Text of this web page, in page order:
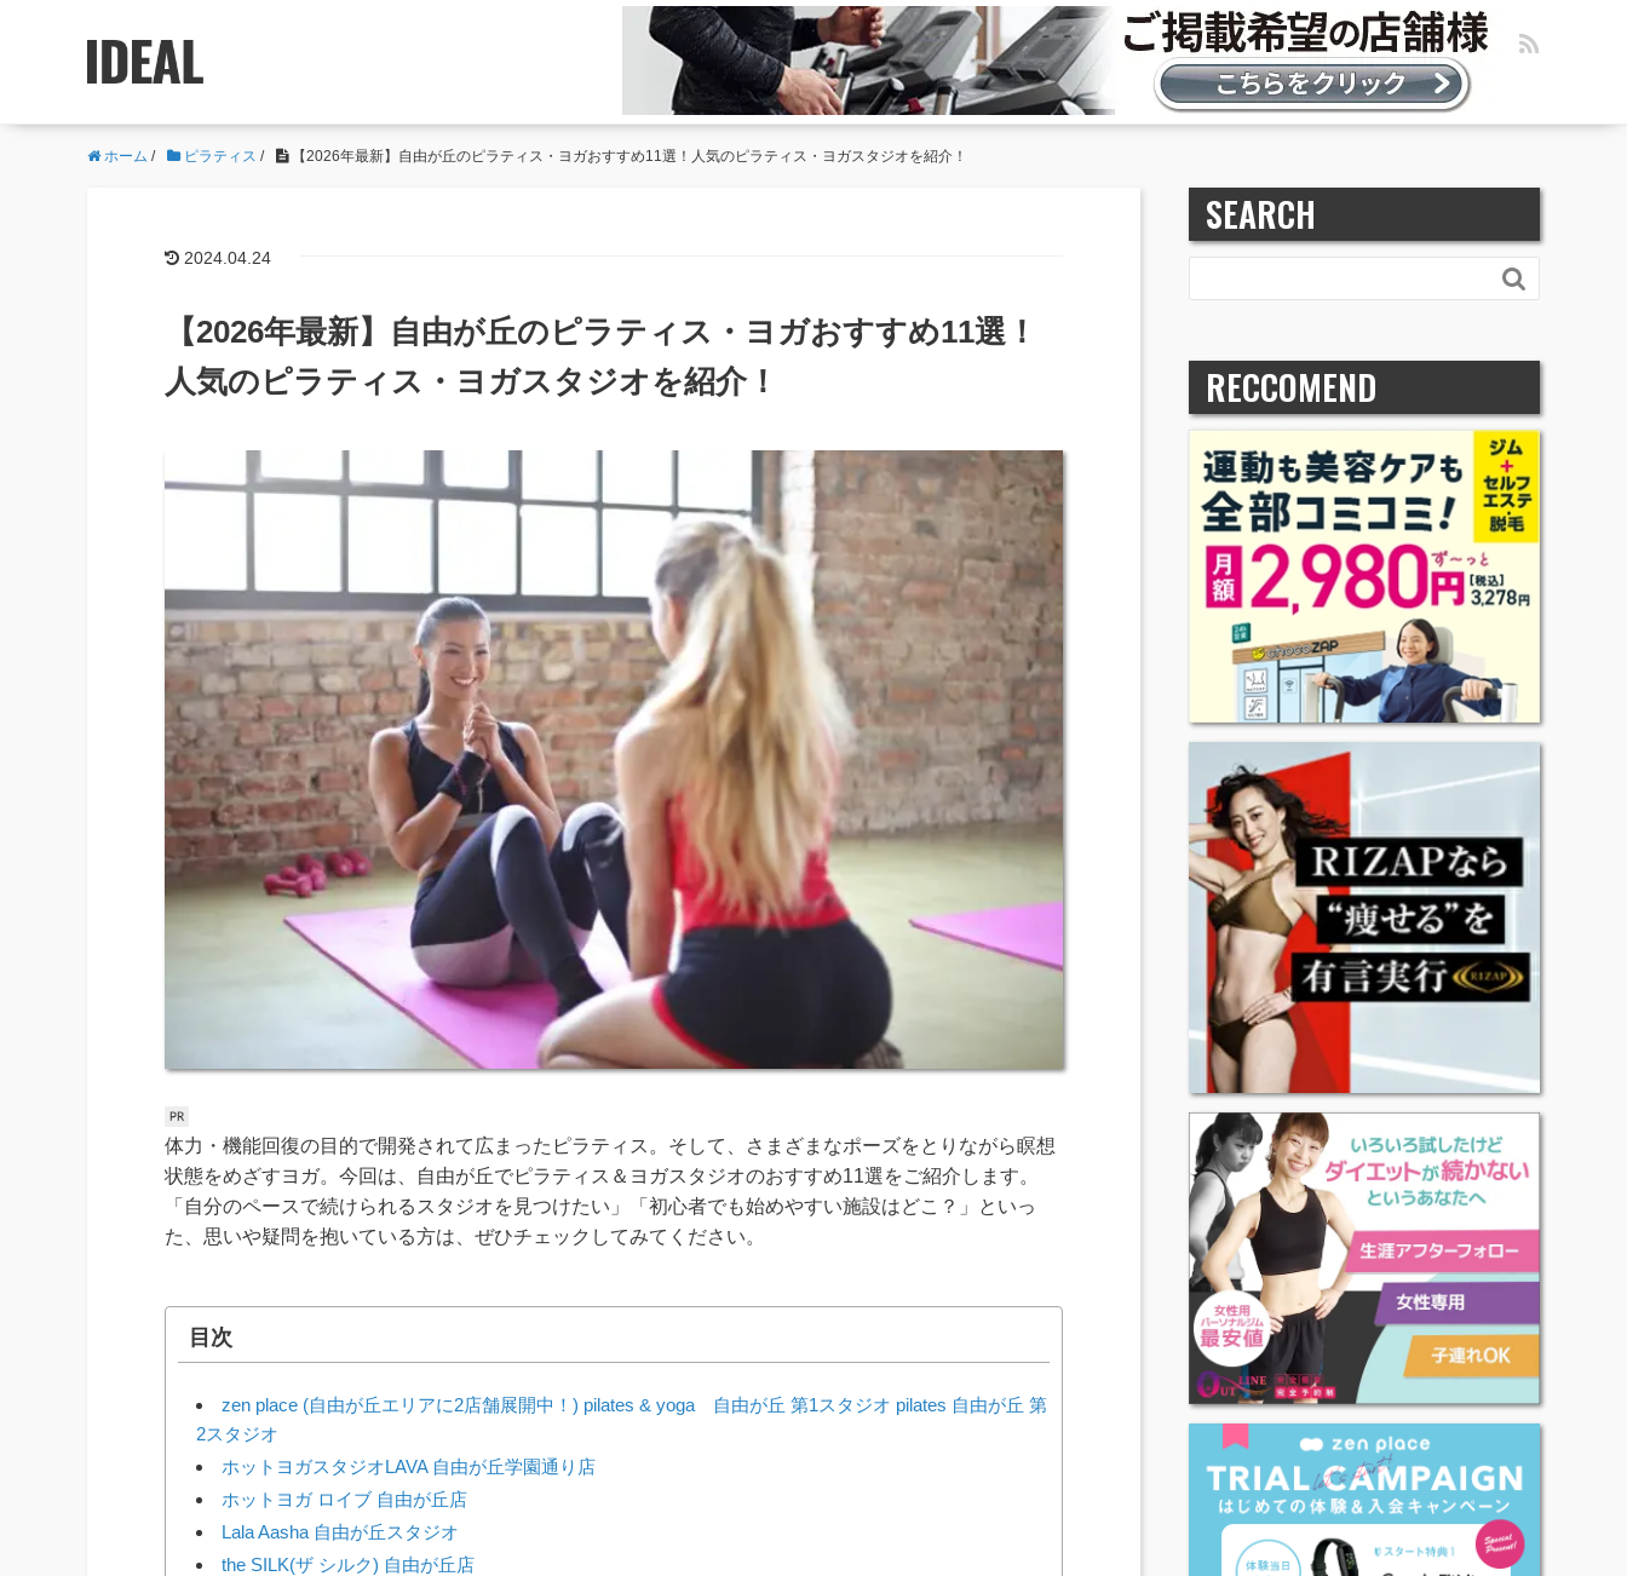
ホーム / ピラティス / 【2026年最新】自由が丘のピラティス・ヨガおすすめ11選！人気のピラティス・ヨガスタジオを紹介！
2024.04.24
【2026年最新】自由が丘のピラティス・ヨガおすすめ11選！
人気のピラティス・ヨガスタジオを紹介！
体力・機能回復の目的で開発されて広まったピラティス。そして、さまざまなポーズをとりながら瞑想
状態をめざすヨガ。今回は、自由が丘でピラティス＆ヨガスタジオのおすすめ11選をご紹介します。
「自分のペースで続けられるスタジオを見つけたい」「初心者でも始めやすい施設はどこ？」といっ
た、思いや疑問を抱いている方は、ぜひチェックしてみてください。
目次
zen place (自由が丘エリアに2店舗展開中！) pilates & yoga 自由が丘 第1スタジオ pilates 自由が丘 第
2スタジオ
ホットヨガスタジオLAVA 自由が丘学園通り店
ホットヨガ ロイブ 自由が丘店
Lala Aasha 自由が丘スタジオ
the SILK(ザ シルク) 自由が丘店
SEARCH

RECCOMEND